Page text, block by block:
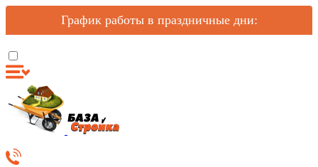
График работы в праздничные дни: